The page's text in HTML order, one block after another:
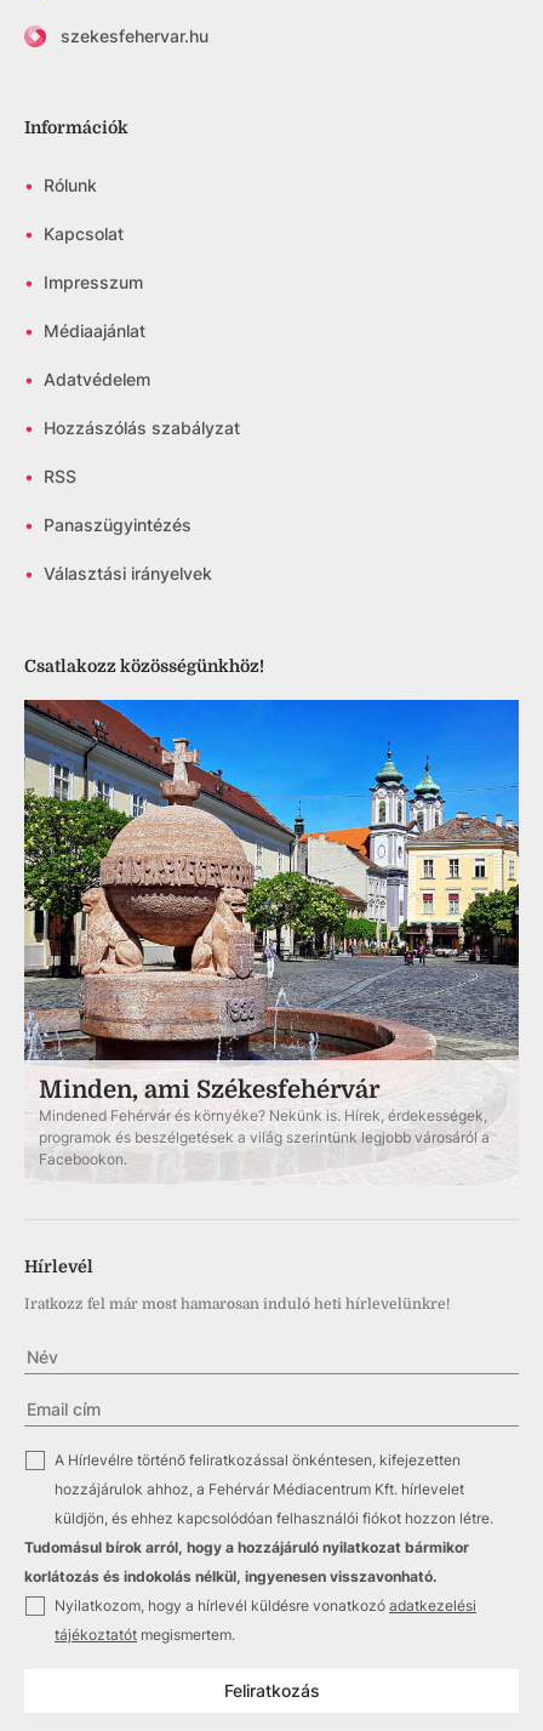
szekesfehervar.hu
Információk
• Rólunk
• Kapcsolat
• Impresszum
• Médiaajánlat
• Adatvédelem
• Hozzászólás szabályzat
• RSS
• Panaszügyintézés
• Választási irányelvek
Csatlakozz közösségünkhöz!
Minden, ami Székesfehérvár
Mindened Fehérvár és környéke? Nekünk is. Hírek, érdekességek,
programok és beszélgetések a világ szerintünk legjobb városáról a
Facebookon.
Hírlevél
Iratkozz fel már most hamarosan induló heti hírlevelünkre!
A Hírlevélre történő feliratkozással önkéntesen, kifejezetten
hozzájárulok ahhoz, a Fehérvár Médiacentrum Kft. hírlevelet
küldjön, és ehhez kapcsolódóan felhasználói fiókot hozzon létre.
Tudomásul bírok arról, hogy a hozzájáruló nyilatkozat bármikor
korlátozás és indokolás nélkül, ingyenesen visszavonható.
Nyilatkozom, hogy a hírlevél küldésre vonatkozó adatkezelési
tájékoztatót megismertem.
Feliratkozás